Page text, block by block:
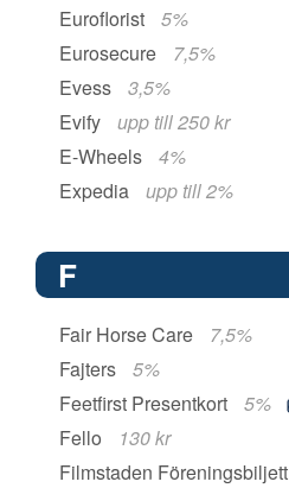
Euroflorist
5%
Eurosecure
7,5%
Evess
3,5%
Evify
upp till 250 kr
E-Wheels
4%
Expedia
upp till 2%
F
Fair Horse Care
7,5%
Fajters
5%
Feetfirst Presentkort
5%
Fello
130 kr
Filmstaden Föreningsbiljett